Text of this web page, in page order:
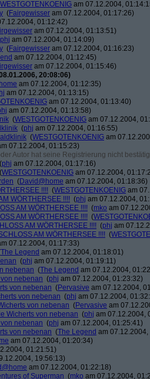
WESTGOTENKOENIG am 07.12.2004,
(Fairgewisser am 07.12.2004, 01:17:26)
01:12:42)
am 07.12.2004, 01:13:51)
phj am 07.12.2004, 01:14:09)
(Fairgewisser am 07.12.2004, 01:16:23)
am 07.12.2004, 01:12:45)
am 07.12.2004, 01:15:46)
20:08:06)
am 07.12.2004, 01:12:35)
am 07.12.2004, 01:13:15)
am 07.12.2004, 01:13:40)
am 07.12.2004, 01:13:58)
(WESTGOTENKOENIG am 07.12.2004,
(phj am 07.12.2004, 01:16:55)
(WESTGOTENKOENIG am
07.12.2004, 01:15:23)
Autor hat seine Registrierung nicht
(phj am 07.12.2004, 01:17:16)
(WESTGOTENKOENIG am 07.12.2004,
(David@home am 07.12.2004, 01:18:36)
!!!! (WESTGOTENKOENIG am
WÖRTHERSEE !!!! (phj am 07.12.2004,
AM WÖRTHERSEE !!!! (mko am
AM WÖRTHERSEE !!!! (
AM WÖRTHERSEE !!!! (phj am
AM WÖRTHERSEE !!!! (
07.12.2004, 01:17:33)
The Legend am 07.12.2004, 01:18:01)
(phj am 07.12.2004, 01:19:11)
nebenan (The Legend am 07.12.2004,
nebenan (phj am 07.12.2004, 01:23:32)
von nebenan (Pervasive am 07.12.2004,
von nebenan (phj am 07.12.2004,
von nebenan (Pervasive am
Wicherts von nebenan (phj am 07.12.2004,
nebenan (phj am 07.12.2004, 01:25:41)
von nebenan (The Legend am
am 07.12.2004, 01:20:34)
01:21:51)
19:56:13)
am 07.12.2004, 01:22:18)
of Superman (mko am 07.12.2004,